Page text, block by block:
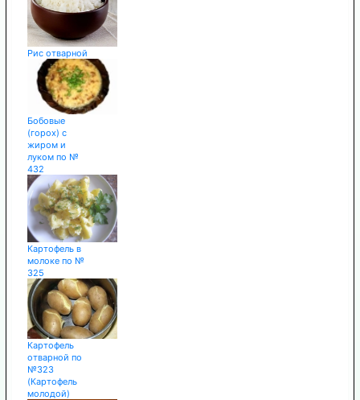
Рис отварной
Бобовые
(горох) с
жиром и
луком по №
432
Картофель в
молоке по №
325
Картофель
отварной по
№323
(Картофель
молодой)